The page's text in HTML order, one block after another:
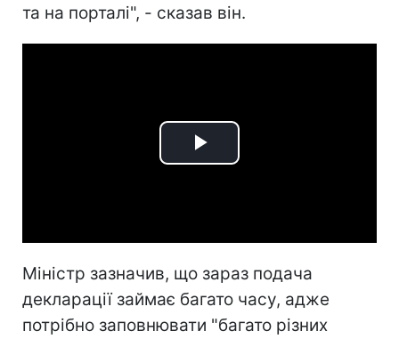
та на порталі", - сказав він.
Play
Міністр зазначив, що зараз подача
декларації займає багато часу, адже
потрібно заповнювати "багато різних